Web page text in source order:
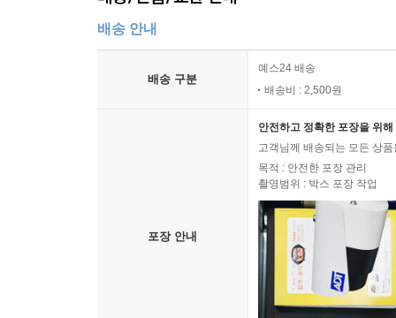
배송 안내
배송 구분
예스24 배송
배송비 : 2,500원
포장 안내
안전하고 정확한 포장을 위
고객님께 배송되는 모든 상
목적 : 안전한 포장 관리
촬영범위 : 박스 포장 작업